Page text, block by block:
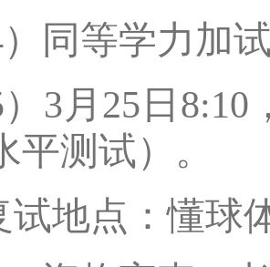
同等学力加
） 3月 25日8:10
平测试）。
试地点：懂球